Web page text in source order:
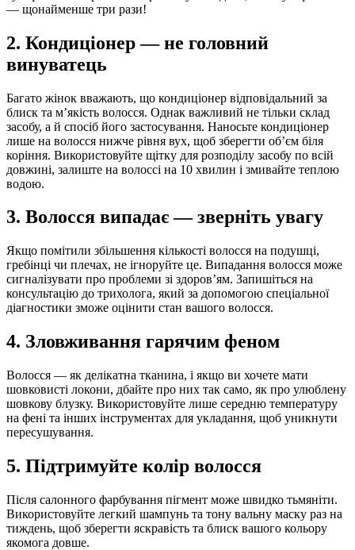
— щонайменше три рази!
2. Кондиціонер — не головний
винуватець
Багато жінок вважають, що кондиціонер відповідальний за
блиск та м’якість волосся. Однак важливий не тільки склад
засобу, а й спосіб його застосування. Наносьте кондиціонер
лише на волосся нижче рівня вух, щоб зберегти об’єм біля
коріння. Використовуйте щітку для розподілу засобу по всій
довжині, залиште на волоссі на 10 хвилин і змивайте теплою
водою.
3. Волосся випадає — зверніть увагу
Якщо помітили збільшення кількості волосся на подушці,
гребінці чи плечах, не ігноруйте це. Випадання волосся може
сигналізувати про проблеми зі здоров’ям. Запишіться на
консультацію до трихолога, який за допомогою спеціальної
діагностики зможе оцінити стан вашого волосся.
4. Зловживання гарячим феном
Волосся — як делікатна тканина, і якщо ви хочете мати
шовковисті локони, дбайте про них так само, як про улюблену
шовкову блузку. Використовуйте лише середню температуру
на фені та інших інструментах для укладання, щоб уникнути
пересушування.
5. Підтримуйте колір волосся
Після салонного фарбування пігмент може швидко тьмяніти.
Використовуйте легкий шампунь та тону вальну маску раз на
тиждень, щоб зберегти яскравість та блиск вашого кольору
якомога довше.